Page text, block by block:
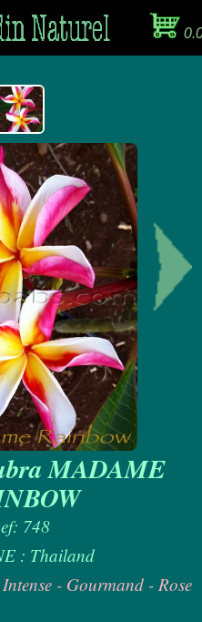
MADAME
748
: Thailand
- Gourmand - Rose